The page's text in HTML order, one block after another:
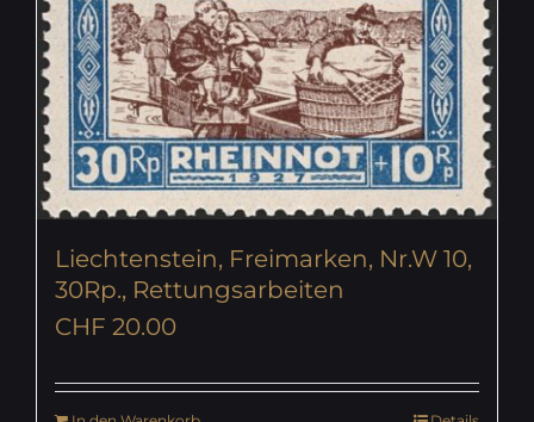
Liechtenstein, Freimarken, Nr.W 10,
30Rp., Rettungsarbeiten
CHF 20.00